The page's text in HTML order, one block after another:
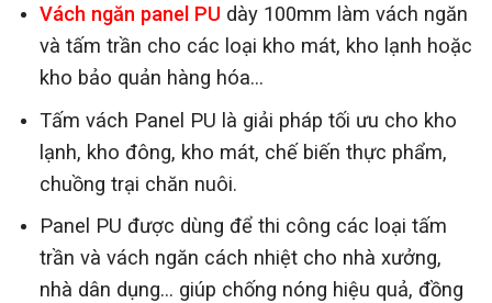
Vách ngăn panel PU dày 100mm làm vách ngăn
và tấm trần cho các loại kho mát, kho lạnh hoặc
kho bảo quản hàng hóa…
Tấm vách Panel PU là giải pháp tối ưu cho kho
lạnh, kho đông, kho mát, chế biến thực phẩm,
chuồng trại chăn nuôi.
Panel PU được dùng để thi công các loại tấm
trần và vách ngăn cách nhiệt cho nhà xưởng,
nhà dân dụng… giúp chống nóng hiệu quả, đồng